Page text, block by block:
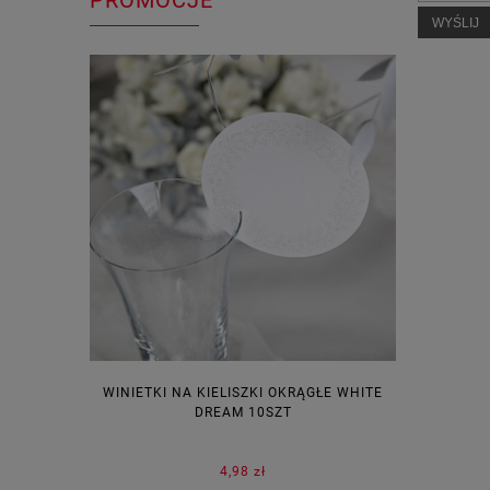
WINIETKI NA KIELISZKI OKRĄGŁE WHITE
DREAM 10SZT
4,98 zł
WYŚLIJ